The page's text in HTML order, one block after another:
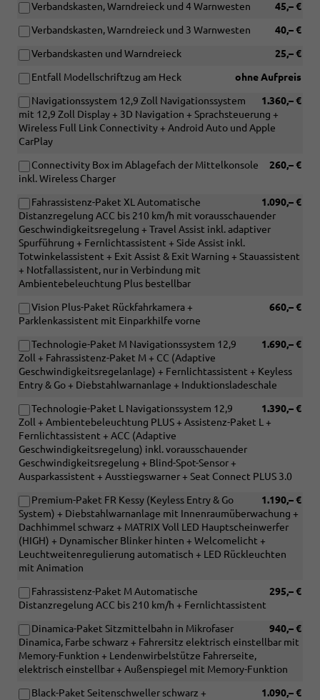
45,– €
Verbandskasten, Warndreieck und 4 Warnwesten
40,– €
Verbandskasten, Warndreieck und 3 Warnwesten
25,– €
Verbandskasten und Warndreieck
ohne Aufpreis
Entfall Modellschriftzug am Heck
1.360,– €
Navigationssystem 12,9 Zoll Navigationssystem
mit 12,9 Zoll Display + 3D Navigation + Sprachsteuerung +
Wireless Full Link Connectivity + Android Auto und Apple
CarPlay
260,– €
Connectivity Box im Ablagefach der Mittelkonsole
inkl. Wireless Charger
1.090,– €
Fahrassistenz-Paket XL Automatische
Distanzregelung ACC bis 210 km/h mit vorausschauender
Geschwindigkeitsregelung + Travel Assist inkl. adaptiver
Spurführung + Fernlichtassistent + Side Assist inkl.
Totwinkelassistent + Exit Assist & Exit Warning + Stauassistent
+ Notfallassistent, nur in Verbindung mit
Ambientebeleuchtung Plus bestellbar
660,– €
Vision Plus-Paket Rückfahrkamera +
Parklenkassistent mit Einparkhilfe vorne
1.690,– €
Technologie-Paket M Navigationssystem 12,9
Zoll + Fahrassistenz-Paket M + CC (Adaptive
Geschwindigkeitsregelanlage) + Fernlichtassistent + Keyless
Entry & Go + Diebstahlwarnanlage + Induktionsladeschale
1.390,– €
Technologie-Paket L Navigationssystem 12,9
Zoll + Ambientebeleuchtung PLUS + Assistenz-Paket L +
Fernlichtassistent + ACC (Adaptive
Geschwindigkeitsregelung) inkl. vorausschauender
Geschwindigkeitsregelung + Blind-Spot-Sensor +
Ausparkassistent + Ausstiegswarner + Seat Connect PLUS 3.0
1.190,– €
Premium-Paket FR Kessy (Keyless Entry & Go
System) + Diebstahlwarnanlage mit Innenraumüberwachung +
Dachhimmel schwarz + MATRIX Voll LED Hauptscheinwerfer
(HIGH) + Dynamischer Blinker hinten + Welcomelicht +
Leuchtweitenregulierung automatisch + LED Rückleuchten
mit Animation
295,– €
Fahrassistenz-Paket M Automatische
Distanzregelung ACC bis 210 km/h + Fernlichtassistent
940,– €
Dinamica-Paket Sitzmittelbahn in Mikrofaser
Dinamica, Farbe schwarz + Fahrersitz elektrisch einstellbar mit
Memory-Funktion + Lendenwirbelstütze Fahrerseite,
elektrisch einstellbar + Außenspiegel mit Memory-Funktion
1.090,– €
Black-Paket Seitenschweller schwarz +